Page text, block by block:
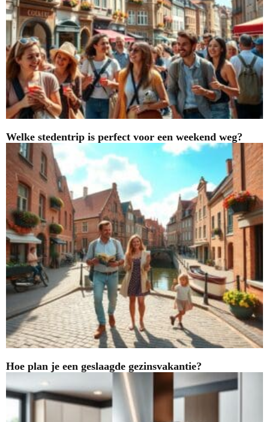
Welke stedentrip is perfect voor een weekend weg?
Hoe plan je een geslaagde gezinsvakantie?